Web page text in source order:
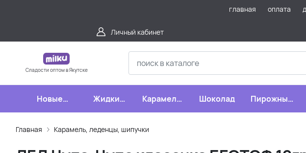
главная оплата
Личный кабинет
Сладости оптом в Якутске
Новые
поступления
Жидкие
конфеты
Карамель,
леденцы,
Шоколад
Пирожные,
бисквиты,
Главная Карамель, леденцы, шипучки